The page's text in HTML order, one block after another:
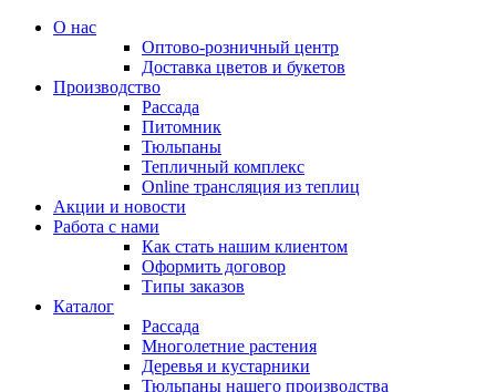
О нас
Оптово-розничный центр
Доставка цветов и букетов
Производство
Рассада
Питомник
Тюльпаны
Тепличный комплекс
Online трансляция из теплиц
Акции и новости
Работа с нами
Как стать нашим клиентом
Оформить договор
Типы заказов
Каталог
Рассада
Многолетние растения
Деревья и кустарники
Тюльпаны нашего производства